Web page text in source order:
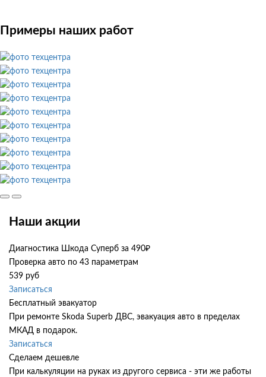
Примеры наших работ
Наши акции
Диагностика Шкода Суперб за 490₽
Проверка авто по 43 параметрам
539 руб
Записаться
Бесплатный эвакуатор
При ремонте Skoda Superb ДВС, эвакуация авто в пределах
МКАД в подарок.
Записаться
Сделаем дешевле
При калькуляции на руках из другого сервиса - эти же работы